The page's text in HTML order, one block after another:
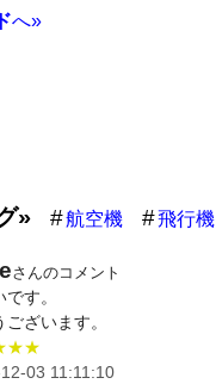
へ»
» 航空機 飛行機
さんのコメント
す。
ございます。
03 11:11:10